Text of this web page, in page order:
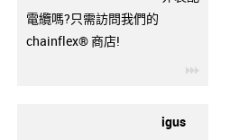
電纜嗎?只需訪問我們的
chainflex® 商店!
igus